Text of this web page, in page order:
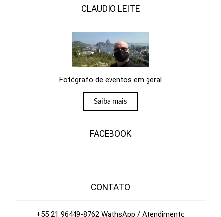
CLAUDIO LEITE
Fotógrafo de eventos em geral
Saiba mais
FACEBOOK
CONTATO
+55 21 96449-8762 WathsApp / Atendimento